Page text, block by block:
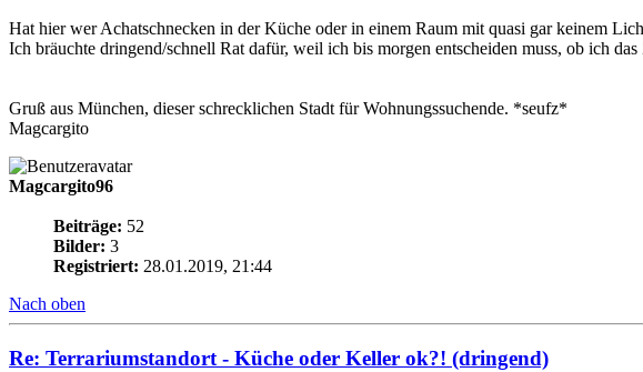
Hat hier wer Achatschnecken in der Küche oder in einem Raum mit quasi gar keinem
Ich bräuchte dringend/schnell Rat dafür, weil ich bis morgen entscheiden muss, ob ich
Gruß aus München, dieser schrecklichen Stadt für Wohnungssuchende. *seufz*
Magcargito
Magcargito96
Beiträge: 52
Bilder: 3
Registriert: 28.01.2019, 21:44
Nach oben
Re: Terrariumstandort - Küche oder Keller ok?! (dringend)